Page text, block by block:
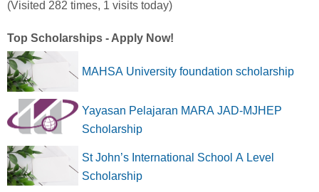
(Visited 282 times, 1 visits today)
Top Scholarships - Apply Now!
MAHSA University foundation scholarship
Yayasan Pelajaran MARA JAD-MJHEP
Scholarship
St John’s International School A Level
Scholarship